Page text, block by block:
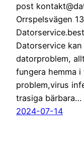
post
Orrspelsvägen
Datorservice
datorproblem,
fungera hemma
problem,virus
trasiga bärbara…
2024-07-14